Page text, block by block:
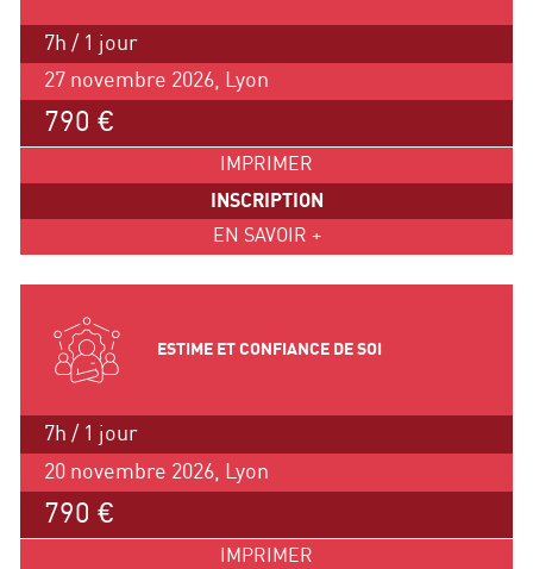
7h / 1 jour
27 novembre 2026, Lyon
790 €
IMPRIMER
INSCRIPTION
EN SAVOIR +
ESTIME ET CONFIANCE DE SOI
7h / 1 jour
20 novembre 2026, Lyon
790 €
IMPRIMER